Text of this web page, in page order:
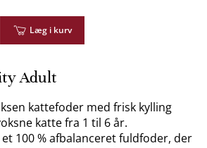
Læg i kurv
Adult
kattefoder med frisk kylling
katte fra 1 til 6 år.
100 % afbalanceret fuldfoder, der